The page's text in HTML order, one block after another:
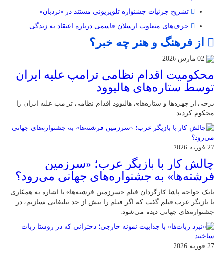
تشریح جزئیات جشنواره‌ تلویزیونی مستند در «نردبان»
حرف‌های متفاوت ارسلان قاسمی درباره اعتقاد به زندگی
از فرهنگ و هنر چه خبر؟
02 مارس 2026
محکومیت اقدام نظامی ترامپ علیه ایران
توسط ستاره‌های هالیوود
برخی از چهره‌ها و ستاره‌های هالیوود اقدام نظامی ترامپ علیه ایران را
محکوم کردند.
27 فوریه 2026
چالش کار با بازیگر عرب؛ «سرزمین
فرشته‌ها» به جشنواره‌های جهانی می‌رود؟
بابک خواجه پاشا کارگردان فیلم «سرزمین فرشته‌ها» با اشاره به همکاری
با بازیگر عرب فیلم گفت که اگر فیلم را بیش از حد تبلیغاتی نسازیم، در
جشنواره‌های جهانی دیده می‌شود.
27 فوریه 2026